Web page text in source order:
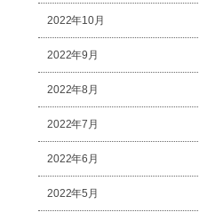
2022年10月
2022年9月
2022年8月
2022年7月
2022年6月
2022年5月